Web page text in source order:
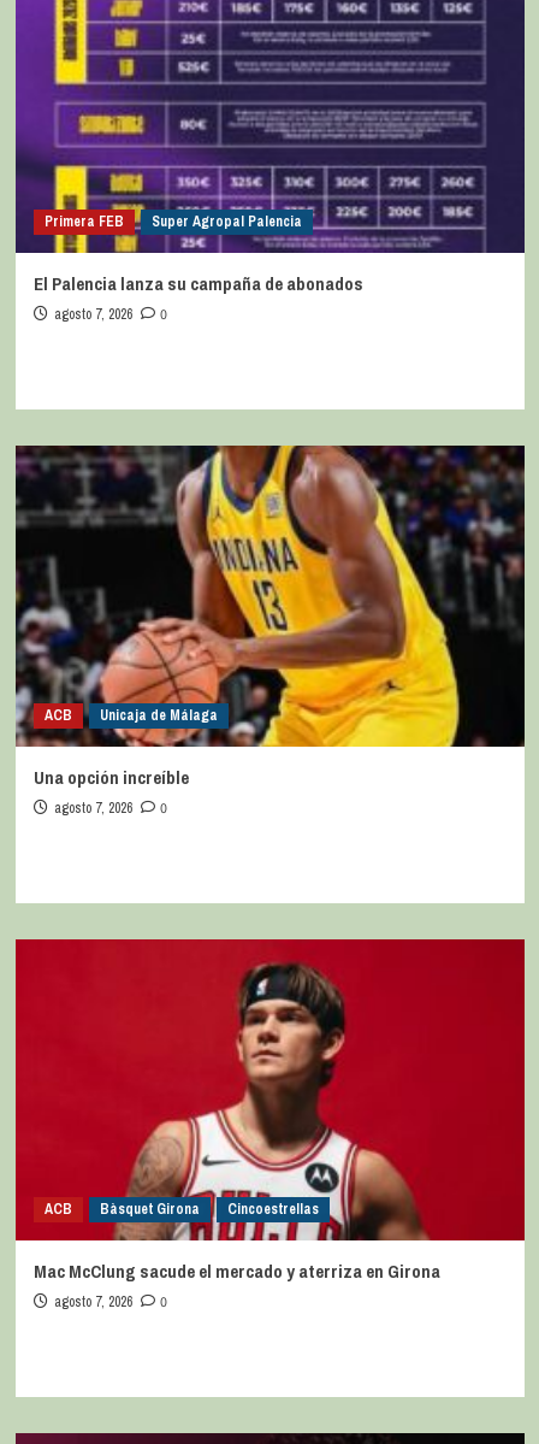
Primera FEB Super Agropal Palencia
El Palencia lanza su campaña de abonados
agosto 7, 2026 0
ACB Unicaja de Málaga
Una opción increíble
agosto 7, 2026 0
ACB Bàsquet Girona Cincoestrellas
Mac McClung sacude el mercado y aterriza en Girona
agosto 7, 2026 0